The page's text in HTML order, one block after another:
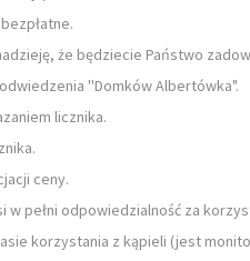
że będziecie Państwo
''Domków Albertówka".
licznika.
ceny.
w pełni odpowiedzialność za
korzystania z kąpieli (jest